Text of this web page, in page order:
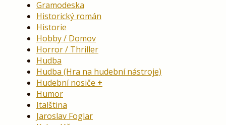
Gramodeska
Historický román
Historie
Hobby / Domov
Horror / Thriller
Hudba
Hudba (Hra na hudební nástroje)
Hudební nosiče
Humor
Italština
Jaroslav Foglar